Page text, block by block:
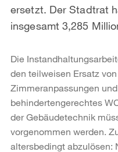
ersetzt. Der Stadtrat
insgesamt 3,285
Die
den teilweisen Ersatz
Zimmeranpassungen
behindertengerechtes
der Gebäudetechnik
vorgenommen werden.
altersbedingt abzulösen: